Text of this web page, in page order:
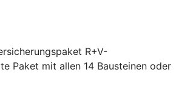
R+V-
Paket mit allen 14 Bausteinen oder